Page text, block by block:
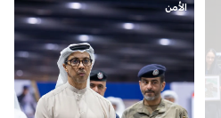
الأمن